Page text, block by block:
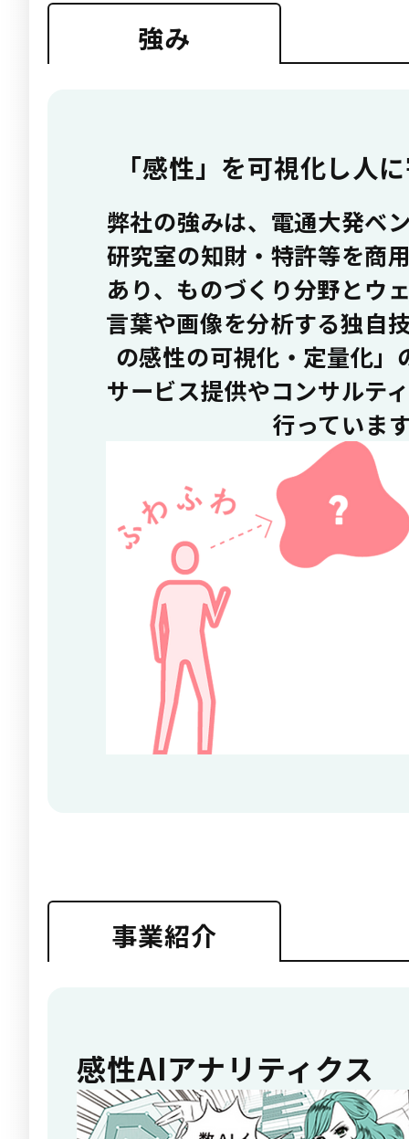
強み
「感性」を可視化し人
弊社の強みは、電通大発ベ
研究室の知財・特許等を商
あり、ものづくり分野とウ
言葉や画像を分析する独自
の感性の可視化・定量化
サービス提供やコンサルテ
行っていま
事業紹介
感性AIアナリティクス